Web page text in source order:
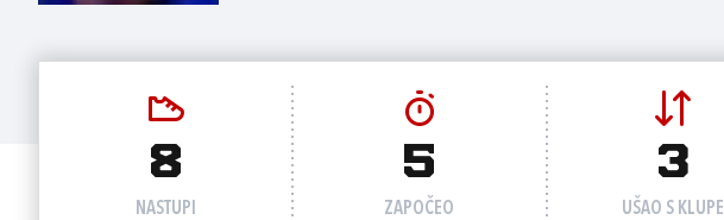
8
NASTUPI
5
ZAPOČEO
3
UŠAO S KLUPE